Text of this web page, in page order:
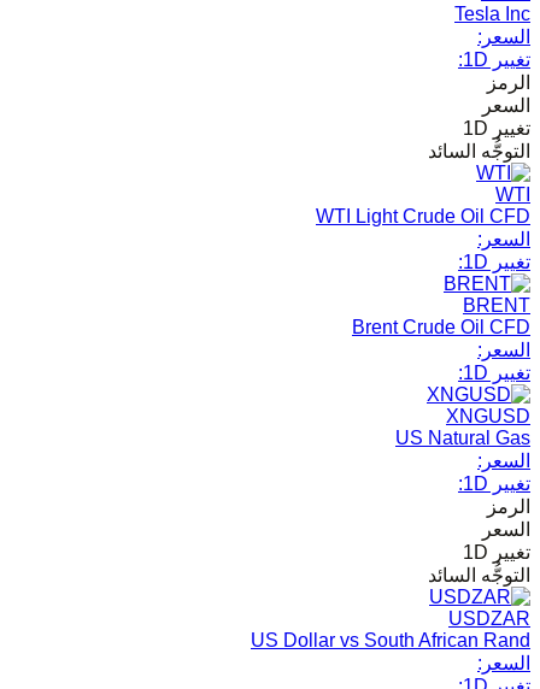
Tesla Inc
السعر:
تغيير 1D:
الرمز
السعر
تغيير 1D
التوجُّه السائد
WTI
WTI Light Crude Oil CFD
السعر:
تغيير 1D:
BRENT
Brent Crude Oil CFD
السعر:
تغيير 1D:
XNGUSD
US Natural Gas
السعر:
تغيير 1D:
الرمز
السعر
تغيير 1D
التوجُّه السائد
USDZAR
US Dollar vs South African Rand
السعر: